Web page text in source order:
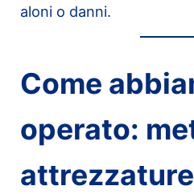
aloni o danni.
Come
operato:
attrezzature